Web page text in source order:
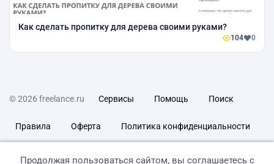
Как сделать пропитку для дерева своими руками?
104 0
© 2026 freelance.ru Сервисы Помощь Поиск
Правила Оферта Политика конфиденциальности
Продолжая пользоваться сайтом, вы соглашаетесь с